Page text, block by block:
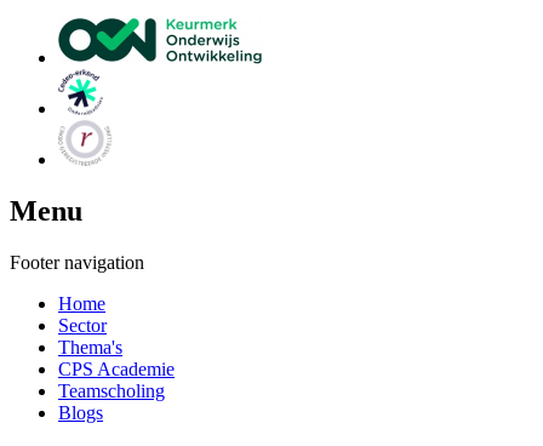
Menu
Footer navigation
Home
Sector
Thema's
CPS Academie
Teamscholing
Blogs